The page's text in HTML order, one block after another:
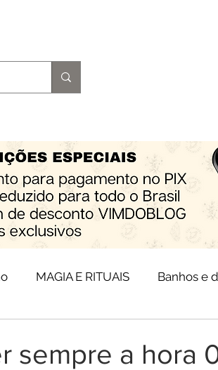
e Rituais Terapias
MAGIA E RITUAIS Banhos e
Rituais para
sempre a hora